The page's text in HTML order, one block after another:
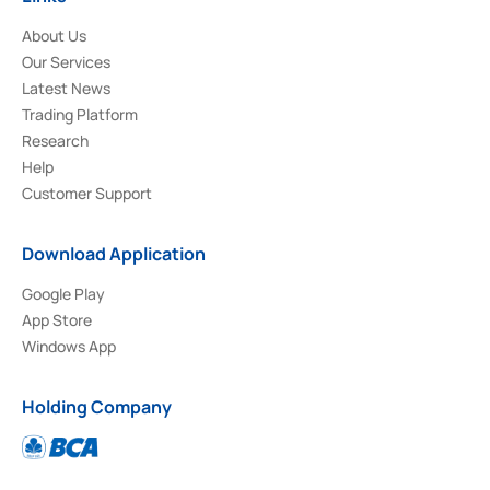
About Us
Our Services
Latest News
Trading Platform
Research
Help
Customer Support
Download Application
Google Play
App Store
Windows App
Holding Company